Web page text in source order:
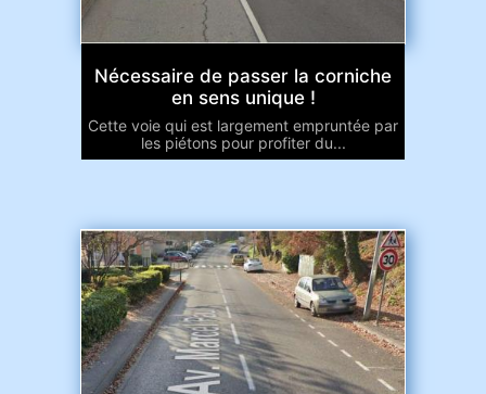
Nécessaire de passer la corniche
en sens unique !
Cette voie qui est largement empruntée par
les piétons pour profiter du...